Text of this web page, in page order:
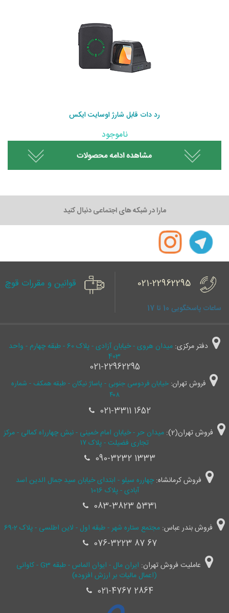
رد دات قابل شارژ اوسایت ایکس
ناموجود
مارا در شبکه های اجتماعی دنبال کنید
021-22962295
ساعات پاسخگویی 10 تا 17
قوانین و مقررات قوچ
دفتر مرکزی:
میدان هروی - خیابان آزادی - پلاک 60 - طبقه چهارم - واحد
403
021-22962295
فروش تهران: خیابان فردوسی جنوبی - پاساژ نیکان - طبقه همکف - شماره
۴۰۸
021-3311 1652
فروش تهران(2):
میدان حر - خیابان امام خمینی - نبش چهارراه کمالی - مرکز
تجاری فضیلت - پلاک ۱۷
090-3232 1333
فروش کرمانشاه:چهارره سیلو - ابتدای خیابان سید جمال ‌الدین اسد
آبادی - پلاک 1016
083-3823 5331
فروش بندر عباس: مجتمع ستاره شهر - طبقه اول - لاین اطلسی - پلاک 2-69
076-3223 87 67
عاملیت فروش تهران:
ایران مال - ایوان الماس - طبقه G3 - کاوانی
(اعمال مالیات بر ارزش افزوده)
021-4767 2864